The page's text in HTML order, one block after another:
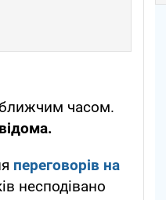
часом.
переговорів на
несподівано